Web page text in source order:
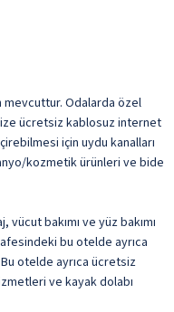
Odalarda özel
ücretsiz kablosuz internet
için uydu kanalları
kozmetik ürünleri ve bide
bakımı ve yüz bakımı
bu otelde ayrıca
Bu otelde ayrıca ücretsiz
ve kayak dolabı